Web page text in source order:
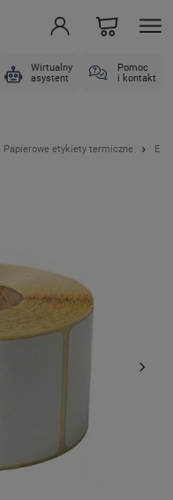
Wirtualny
asystent
Pomoc
i kontakt
Papierowe etykiety termiczne